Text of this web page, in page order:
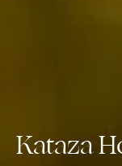
Kataza